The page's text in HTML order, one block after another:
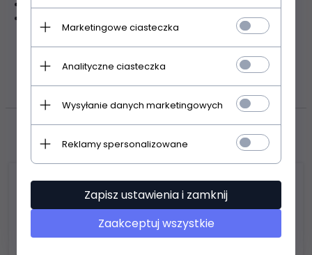
wykonany z mocnej taśmy nylonowej
dopinany do wędzidła za pomocą karabińczyków
ZASOBY DOTYCZĄCE
BEZPIECZEŃSTWA I PRODUKTÓW
Polecamy
Marketingowe ciasteczka
Analityczne ciasteczka
Wysyłanie danych marketingowych
Reklamy spersonalizowane
Zapisz ustawienia i zamknij
Zaakceptuj wszystkie